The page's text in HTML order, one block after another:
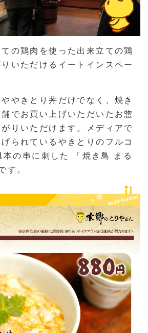
の鶏肉を使った出来立ての鶏
いただけるイートインスペー
やきとり丼だけでなく、焼き
でお買い上げいただいたお惣
りいただけます。メディアで
られているやきとりのフルコ
の串に刺した 「焼き鳥 まる
す。